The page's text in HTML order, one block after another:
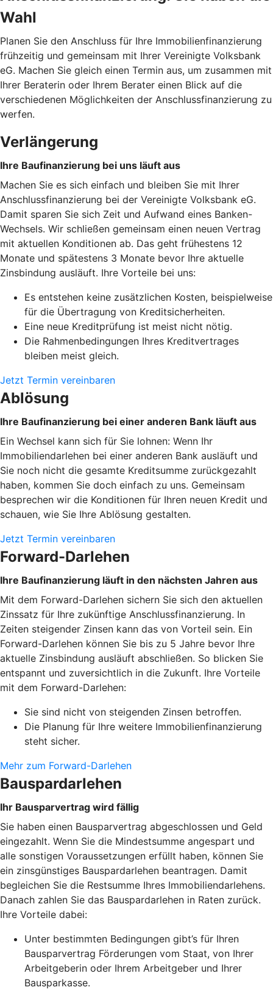
Wahl
Planen Sie den Anschluss für Ihre Immobilienfinanzierung
frühzeitig und gemeinsam mit Ihrer Vereinigte Volksbank
eG. Machen Sie gleich einen Termin aus, um zusammen mit
Ihrer Beraterin oder Ihrem Berater einen Blick auf die
verschiedenen Möglichkeiten der Anschlussfinanzierung zu
werfen.
Verlängerung
Ihre Baufinanzierung bei uns läuft aus
Machen Sie es sich einfach und bleiben Sie mit Ihrer
Anschlussfinanzierung bei der Vereinigte Volksbank eG.
Damit sparen Sie sich Zeit und Aufwand eines Banken-
Wechsels. Wir schließen gemeinsam einen neuen Vertrag
mit aktuellen Konditionen ab. Das geht frühestens 12
Monate und spätestens 3 Monate bevor Ihre aktuelle
Zinsbindung ausläuft. Ihre Vorteile bei uns:
Es entstehen keine zusätzlichen Kosten, beispielweise
für die Übertragung von Kreditsicherheiten.
Eine neue Kreditprüfung ist meist nicht nötig.
Die Rahmenbedingungen Ihres Kreditvertrages
bleiben meist gleich.
Jetzt Termin vereinbaren
Ablösung
Ihre Baufinanzierung bei einer anderen Bank läuft aus
Ein Wechsel kann sich für Sie lohnen: Wenn Ihr
Immobiliendarlehen bei einer anderen Bank ausläuft und
Sie noch nicht die gesamte Kreditsumme zurückgezahlt
haben, kommen Sie doch einfach zu uns. Gemeinsam
besprechen wir die Konditionen für Ihren neuen Kredit und
schauen, wie Sie Ihre Ablösung gestalten.
Jetzt Termin vereinbaren
Forward-Darlehen
Ihre Baufinanzierung läuft in den nächsten Jahren aus
Mit dem Forward-Darlehen sichern Sie sich den aktuellen
Zinssatz für Ihre zukünftige Anschlussfinanzierung. In
Zeiten steigender Zinsen kann das von Vorteil sein. Ein
Forward-Darlehen können Sie bis zu 5 Jahre bevor Ihre
aktuelle Zinsbindung ausläuft abschließen. So blicken Sie
entspannt und zuversichtlich in die Zukunft. Ihre Vorteile
mit dem Forward-Darlehen:
Sie sind nicht von steigenden Zinsen betroffen.
Die Planung für Ihre weitere Immobilienfinanzierung
steht sicher.
Mehr zum Forward-Darlehen
Bauspardarlehen
Ihr Bausparvertrag wird fällig
Sie haben einen Bausparvertrag abgeschlossen und Geld
eingezahlt. Wenn Sie die Mindestsumme angespart und
alle sonstigen Voraussetzungen erfüllt haben, können Sie
ein zinsgünstiges Bauspardarlehen beantragen. Damit
begleichen Sie die Restsumme Ihres Immobiliendarlehens.
Danach zahlen Sie das Bauspardarlehen in Raten zurück.
Ihre Vorteile dabei:
Unter bestimmten Bedingungen gibt’s für Ihren
Bausparvertrag Förderungen vom Staat, von Ihrer
Arbeitgeberin oder Ihrem Arbeitgeber und Ihrer
Bausparkasse.